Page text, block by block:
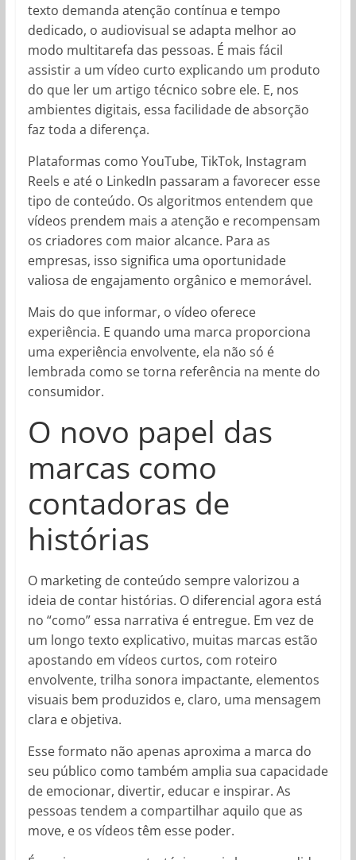
texto demanda atenção contínua e tempo
dedicado, o audiovisual se adapta melhor ao
modo multitarefa das pessoas. É mais fácil
assistir a um vídeo curto explicando um produto
do que ler um artigo técnico sobre ele. E, nos
ambientes digitais, essa facilidade de absorção
faz toda a diferença.
Plataformas como YouTube, TikTok, Instagram
Reels e até o LinkedIn passaram a favorecer esse
tipo de conteúdo. Os algoritmos entendem que
vídeos prendem mais a atenção e recompensam
os criadores com maior alcance. Para as
empresas, isso significa uma oportunidade
valiosa de engajamento orgânico e memorável.
Mais do que informar, o vídeo oferece
experiência. E quando uma marca proporciona
uma experiência envolvente, ela não só é
lembrada como se torna referência na mente do
consumidor.
O novo papel das
marcas como
contadoras de
histórias
O marketing de conteúdo sempre valorizou a
ideia de contar histórias. O diferencial agora está
no “como” essa narrativa é entregue. Em vez de
um longo texto explicativo, muitas marcas estão
apostando em vídeos curtos, com roteiro
envolvente, trilha sonora impactante, elementos
visuais bem produzidos e, claro, uma mensagem
clara e objetiva.
Esse formato não apenas aproxima a marca do
seu público como também amplia sua capacidade
de emocionar, divertir, educar e inspirar. As
pessoas tendem a compartilhar aquilo que as
move, e os vídeos têm esse poder.